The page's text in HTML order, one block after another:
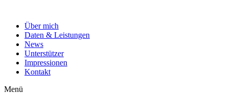
wechselnÜber mich
Daten & Leistungen
News
Unterstützer
Impressionen
Kontakt
Menü